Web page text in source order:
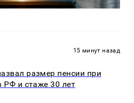
15 минут назад
размер пенсии при
РФ и стаже 30 лет